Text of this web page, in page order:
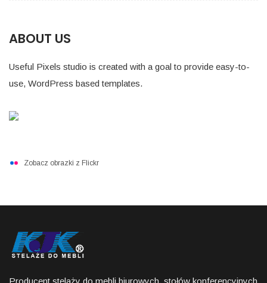
ABOUT US
Useful Pixels studio is created with a goal to provide easy-to-
use, WordPress based templates.
Zobacz obrazki z Flickr